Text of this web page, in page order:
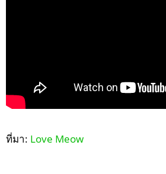
ที่มา: Love Meow